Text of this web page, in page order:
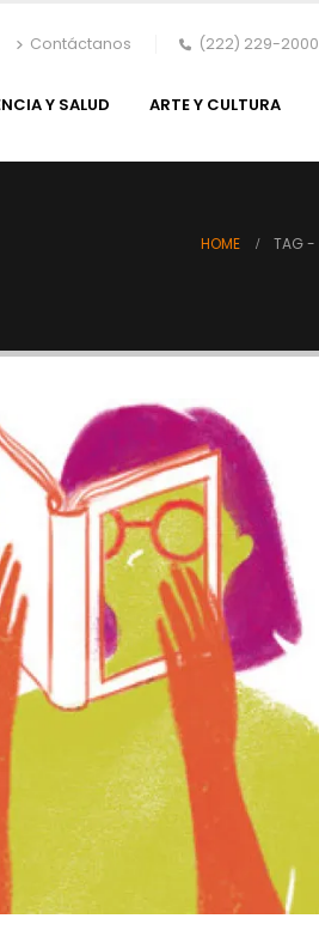
Contáctanos (222) 229-2000
Y SALUD ARTE Y CULTURA
HOME TAG -